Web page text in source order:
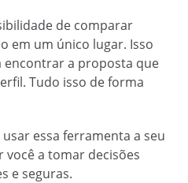
de comparar
em um único lugar. Isso
encontrar a proposta que
Tudo isso de forma
essa ferramenta a seu
você a tomar decisões
e seguras.